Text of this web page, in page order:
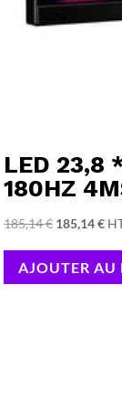
LED 23,8
180HZ
185,14€ Le
initial
185,14€Le
AJOUTER AU